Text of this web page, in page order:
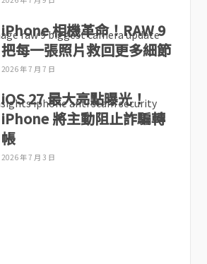
iPhone 相機革命！RAW 9
把每一張照片救回更多細節
2026 年 7 月 7 日
iOS 27 最大亮點曝光！
iPhone 將主動阻止詐騙轉
帳
2026 年 7 月 3 日